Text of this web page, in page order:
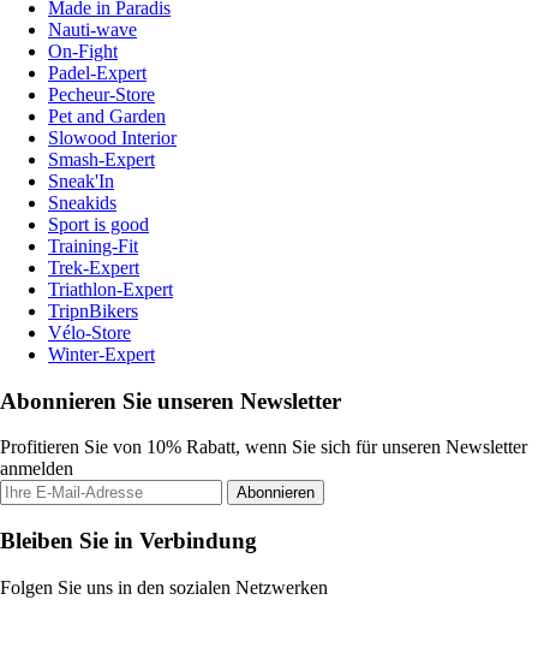
Made in Paradis
Nauti-wave
On-Fight
Padel-Expert
Pecheur-Store
Pet and Garden
Slowood Interior
Smash-Expert
Sneak'In
Sneakids
Sport is good
Training-Fit
Trek-Expert
Triathlon-Expert
TripnBikers
Vélo-Store
Winter-Expert
Abonnieren Sie unseren Newsletter
Profitieren Sie von 10% Rabatt, wenn Sie sich für unseren Newsletter
anmelden
Abonnieren
Bleiben Sie in Verbindung
Folgen Sie uns in den sozialen Netzwerken